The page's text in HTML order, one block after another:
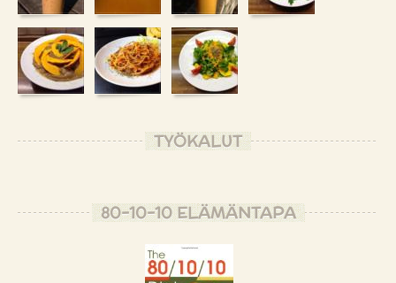
TYÖKALUT
80-10-10 ELÄMÄNTAPA